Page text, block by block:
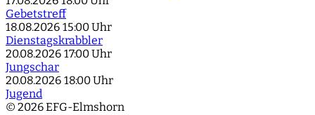
Gebetstreff
18.08.2026 15:00 Uhr
Dienstagskrabbler
20.08.2026 17:00 Uhr
Jungschar
20.08.2026 18:00 Uhr
Jugend
© 2026 EFG-Elmshorn